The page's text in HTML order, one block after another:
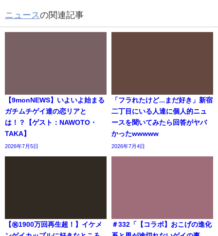
ニュース の関連記事
【9monNEWS】いよいよ始まる
ガチムチゲイ達の恋リアと
は！？【ゲスト：NAWOTO・
TAKA】
2026年7月5日
「フラれたけど...まだ好き」新宿
二丁目にいる人達に個人的ニュ
ースを聞いてみたら回答がヤバ
かったwwwww
2026年7月4日
【㊗️1900万回再生超！】イケメ
＃332「【コラボ】おこげの進化